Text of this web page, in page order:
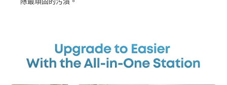
除最頑固的污漬。